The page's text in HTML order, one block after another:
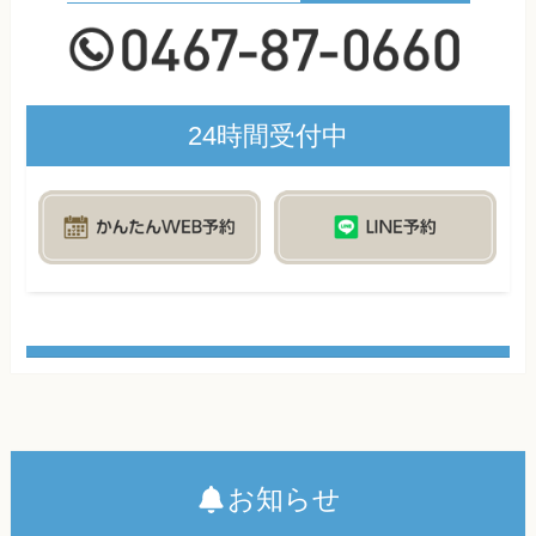
24時間受付中
お知らせ